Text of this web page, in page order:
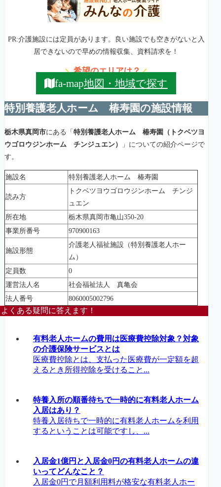
PR:介護施設には定員があります。良い施設でも空きがないと入
居できないので早めの情報収集、資料請求を！
＼希望のエリアは？／
fa-map地図・地域で探す
特別養護老人ホーム 椿寿園の施設情報
栃木県真岡市にある「 特別養護老人ホーム 椿寿園（トクベツヨ
ウゴロウジンホーム チンジュエン）
」についての紹介ページで
す。
施設名 特別養護老人ホーム 椿寿園
読み方
トクベツヨウゴロウジンホーム チンジ
ュエン
所在地
栃木県真岡市亀山350-20
事業所番号
970900163
施設形態
介護老人福祉施設（特別養護老人ホー
ム）
定員数
0
運営法人名
社会福祉法人 真亀会
法人番号
8060005002796
よくある疑問に答えます！
有料老人ホームの費用は医療費控除対象？対象
の介護保険サービスとは
医療費控除とは、支払った医療費が一定額を超
えるとき所得控除を受けること...
特養入所の順番待ちで一時的に有料老人ホーム
入居はあり？
特養入居待ちで一時的に有料老人ホームを利用
するということは可能ですし、...
入居金1億円と入居金0円の有料老人ホームの違
いってどんなこと？
入居金0円で月額利用料が格安な有料老人ホー